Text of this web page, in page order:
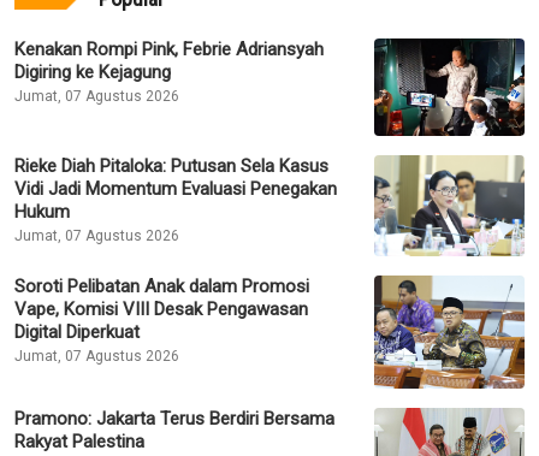
Kenakan Rompi Pink, Febrie Adriansyah
Digiring ke Kejagung
Jumat, 07 Agustus 2026
Rieke Diah Pitaloka: Putusan Sela Kasus
Vidi Jadi Momentum Evaluasi Penegakan
Hukum
Jumat, 07 Agustus 2026
Soroti Pelibatan Anak dalam Promosi
Vape, Komisi VIII Desak Pengawasan
Digital Diperkuat
Jumat, 07 Agustus 2026
Pramono: Jakarta Terus Berdiri Bersama
Rakyat Palestina